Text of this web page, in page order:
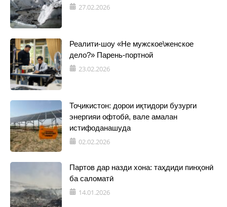
27.02.2026
Реалити-шоу «Не мужское\женское
дело?» Парень-портной
23.02.2026
Тоҷикистон: дорои иқтидори бузурги
энергияи офтобӣ, вале амалан
истифоданашуда
02.02.2026
Партов дар назди хона: таҳдиди пинҳонӣ
ба саломатӣ
14.01.2026